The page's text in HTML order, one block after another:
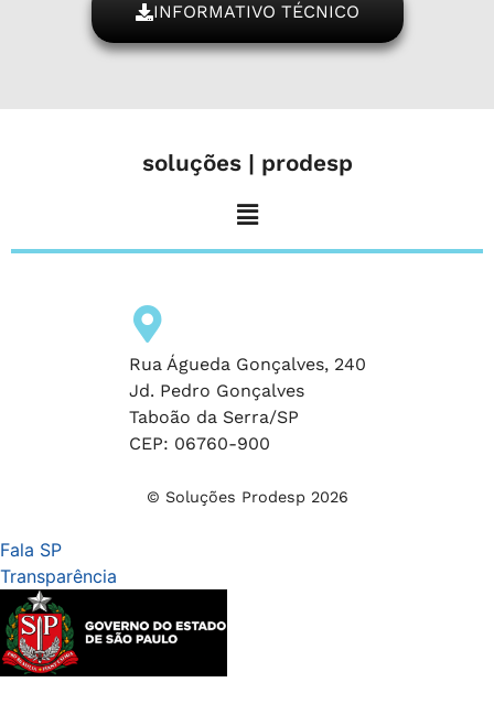
INFORMATIVO TÉCNICO
soluções | prodesp
Rua Águeda Gonçalves, 240
Jd. Pedro Gonçalves
Taboão da Serra/SP
CEP: 06760-900
© Soluções Prodesp 2026
Fala SP
Transparência